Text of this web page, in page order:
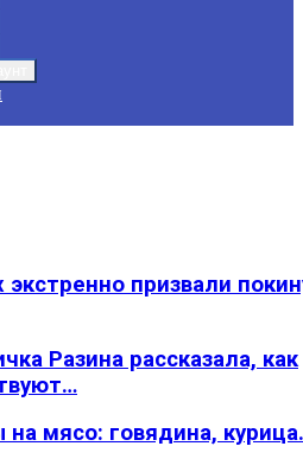
призвали
Разина рассказала, как
мясо: говядина,